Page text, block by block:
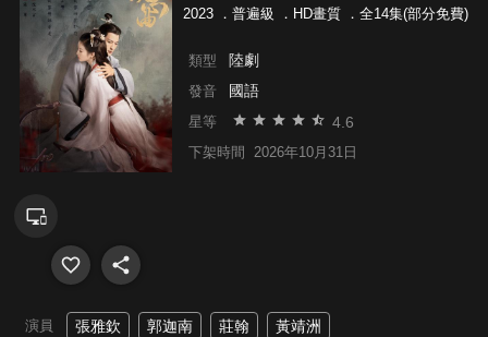
2023 ． 普遍級 ．HD畫質 ．全14集(部分免費)
類型 陸劇
發音 國語
星等 4.6
下架時間 2026年10月31日
演員 張雅欽 郭迦南 莊翰 黃靖洲